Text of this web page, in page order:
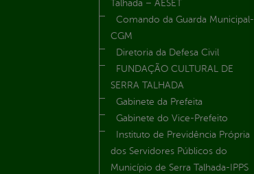
Talhada – AESET
Comando da Guarda Municipal-
CGM
Diretoria da Defesa Civil
FUNDAÇÃO CULTURAL DE
SERRA TALHADA
Gabinete da Prefeita
Gabinete do Vice-Prefeito
Instituto de Previdência Própria
dos Servidores Públicos do
Município de Serra Talhada-IPPS